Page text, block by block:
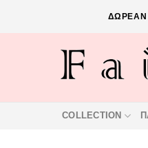
ΔΩΡΕΑΝ
COLLECTION